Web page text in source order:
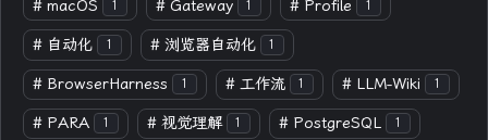
# macOS 1 # Gateway 1 # Profile 1
# 自动化 1 # 浏览器自动化 1
# BrowserHarness 1 # 工作流 1 # LLM-Wiki 1
# PARA 1 # 视觉理解 1 # PostgreSQL 1